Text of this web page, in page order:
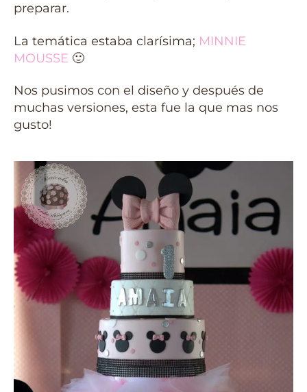
preparar.
La temática estaba clarísima; MINNIE
MOUSSE 🙂
Nos pusimos con el diseño y después de
muchas versiones, esta fue la que mas nos
gusto!